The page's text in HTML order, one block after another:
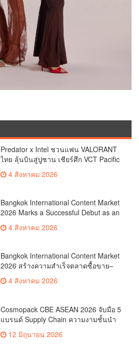
Predator x Intel ชวนแฟน VALORANT
ไทย ลุ้นบินสู่ปูซาน เชียร์ศึก VCT Pacific
x Intel ชวนแฟน VALORANT ไทย ลุ้นบิน
สุดพิเศษตลอดทัวร์นาเมนต์
4 สิงหาคม 2026
Bangkok International Content Market
2026 Marks a Successful Debut as an
Series Co-productionMore than 1,200
THB 2.2 Billion in Business
ValueReinforcing Thailand’s Position
as the “Content Hub of Asia”
4 สิงหาคม 2026
Bangkok International Content Market
2026 สร้างความสำเร็จตลาดซื้อขาย–
ร่วมผลิตคอนเทนต์ภาพยนตร์และซีรีส์
ระดับนานาชาติเกิดการเจรจาธุรกิจกว่า
ตอกย้ำไทยสู่ “Content Hub of Asia”
4 สิงหาคม 2026
Cosmopack CBE ASEAN 2026 จับมือ 5
แบรนด์ Supply Chain ความงามชั้นนำ
จำลอง “The Sunscreen Factory” ไฮไลต์
12 มิถุนายน 2026